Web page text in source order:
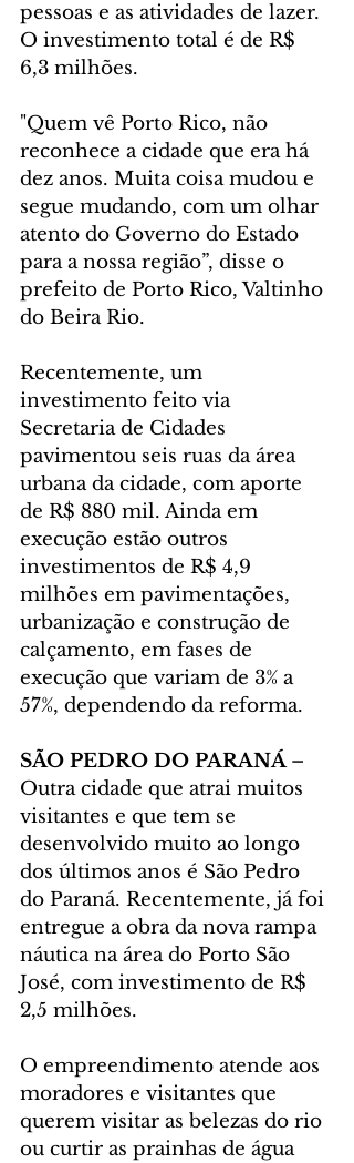
pessoas e as atividades de lazer.
O investimento total é de R$
6,3 milhões.
"Quem vê Porto Rico, não
reconhece a cidade que era há
dez anos. Muita coisa mudou e
segue mudando, com um olhar
atento do Governo do Estado
para a nossa região”, disse o
prefeito de Porto Rico, Valtinho
do Beira Rio.
Recentemente, um
investimento feito via
Secretaria de Cidades
pavimentou seis ruas da área
urbana da cidade, com aporte
de R$ 880 mil. Ainda em
execução estão outros
investimentos de R$ 4,9
milhões em pavimentações,
urbanização e construção de
calçamento, em fases de
execução que variam de 3% a
57%, dependendo da reforma.
SÃO PEDRO DO PARANÁ –
Outra cidade que atrai muitos
visitantes e que tem se
desenvolvido muito ao longo
dos últimos anos é São Pedro
do Paraná. Recentemente, já foi
entregue a obra da nova rampa
náutica na área do Porto São
José, com investimento de R$
2,5 milhões.
O empreendimento atende aos
moradores e visitantes que
querem visitar as belezas do rio
ou curtir as prainhas de água